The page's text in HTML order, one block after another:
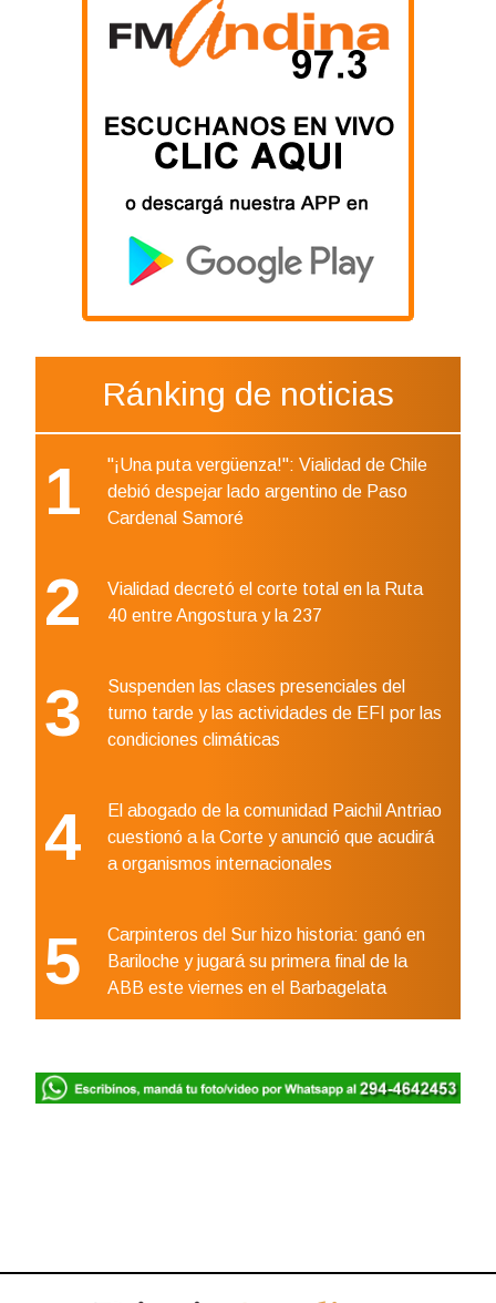
Ránking de noticias
1
"¡Una puta vergüenza!": Vialidad de Chile
debió despejar lado argentino de Paso
Cardenal Samoré
2
Vialidad decretó el corte total en la Ruta
40 entre Angostura y la 237
3
Suspenden las clases presenciales del
turno tarde y las actividades de EFI por las
condiciones climáticas
4
El abogado de la comunidad Paichil Antriao
cuestionó a la Corte y anunció que acudirá
a organismos internacionales
5
Carpinteros del Sur hizo historia: ganó en
Bariloche y jugará su primera final de la
ABB este viernes en el Barbagelata